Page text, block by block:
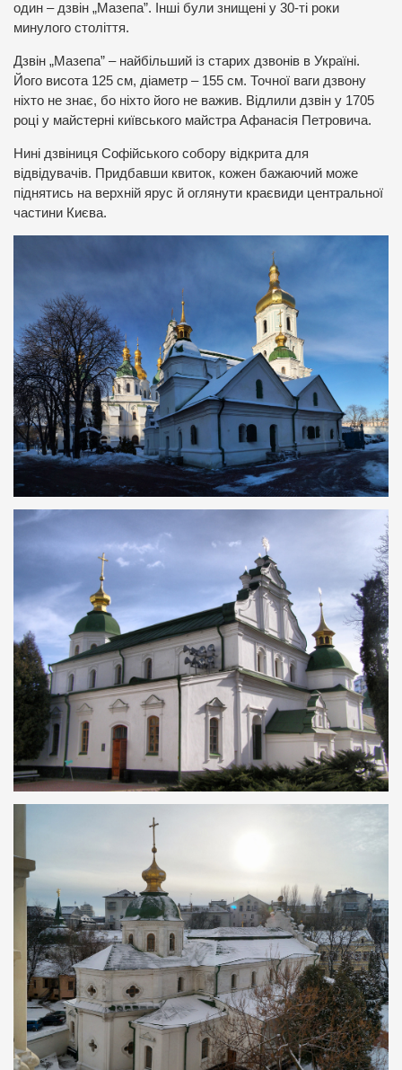
один – дзвін „Мазепа”. Інші були знищені у 30-ті роки
минулого століття.
Дзвін „Мазепа” – найбільший із старих дзвонів в Україні.
Його висота 125 см, діаметр – 155 см. Точної ваги дзвону
ніхто не знає, бо ніхто його не важив. Відлили дзвін у 1705
році у майстерні київського майстра Афанасія Петровича.
Нині дзвіниця Софійського собору відкрита для
відвідувачів. Придбавши квиток, кожен бажаючий може
піднятись на верхній ярус й оглянути краєвиди центральної
частини Києва.